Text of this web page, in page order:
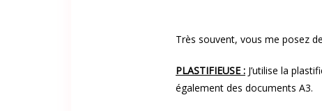
Très souvent, vous me posez
PLASTIFIEUSE : J’utilise la
également des documents A3.